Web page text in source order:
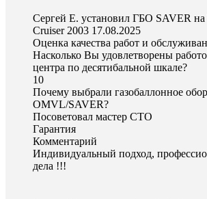
Сергей Е. установил ГБО SAVER на
Cruiser 2003 17.08.2025
Оценка качества работ и
Насколько Вы удовлетворены
центра по десятибальной шкале?
10
Почему выбрали газобаллонное
OMVL/SAVER?
Посоветовал мастер СТО
Гарантия
Комментарий
Индивидуальный подход,
дела !!!